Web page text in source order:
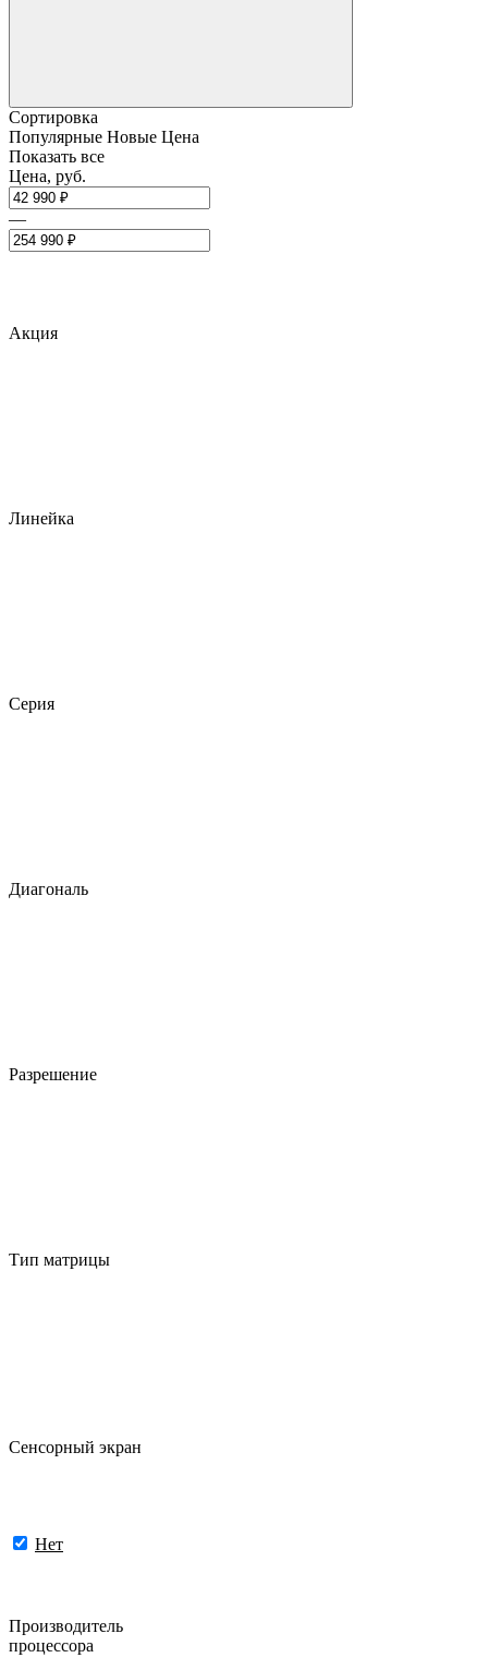
Сортировка
Популярные Новые Цена
Показать все
Цена, руб.
—
Акция
Линейка
Серия
Диагональ
Разрешение
Тип матрицы
Сенсорный экран
Нет
Производитель
процессора